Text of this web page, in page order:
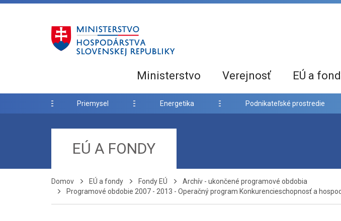
Ministerstvo Verejnosť EÚ a
Priemysel Energetika Podnikateľské prostredie
EÚ A FONDY
Domov EÚ a fondy Fondy EÚ
Archív - ukončené programové obdobia
Programové obdobie 2007 - 2013 - Operačný program Konkurencieschopnosť a